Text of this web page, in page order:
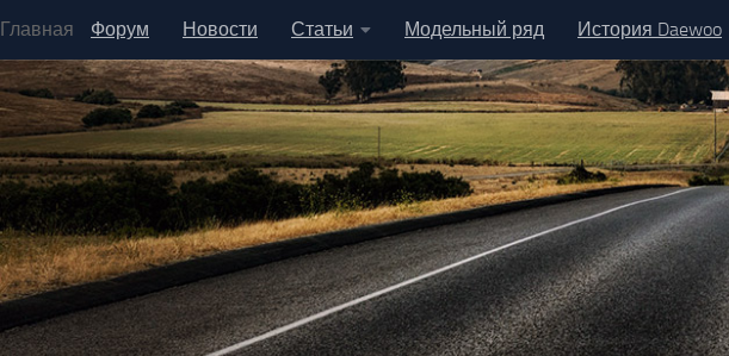
Главная Форум Новости Статьи Модельный ряд История Daewoo